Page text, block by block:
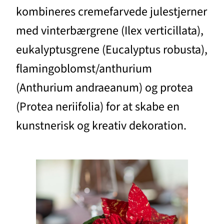
kombineres cremefarvede julestjerner
med vinterbærgrene (Ilex verticillata),
eukalyptusgrene (Eucalyptus robusta),
flamingoblomst/anthurium
(Anthurium andraeanum) og protea
(Protea neriifolia) for at skabe en
kunstnerisk og kreativ dekoration.